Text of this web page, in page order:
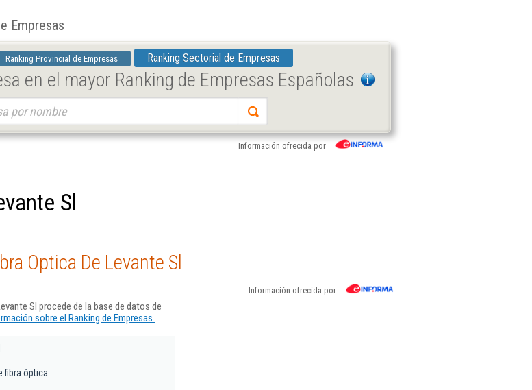
Empresas
Ranking Provincial de Empresas Ranking Sectorial de Empresas
en el mayor Ranking de Empresas Españolas
Información ofrecida por
Sl
Optica De Levante Sl
Información ofrecida por
Sl procede de la base de datos de
sobre el Ranking de Empresas.
fibra óptica.